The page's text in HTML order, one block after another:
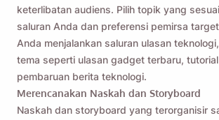
keterlibatan audiens. Pilih topik yang
saluran Anda dan preferensi pemirsa
Anda menjalankan saluran ulasan
tema seperti ulasan gadget terbaru,
pembaruan berita teknologi.
Merencanakan Naskah dan Storyboard
Naskah dan storyboard yang terorganisir